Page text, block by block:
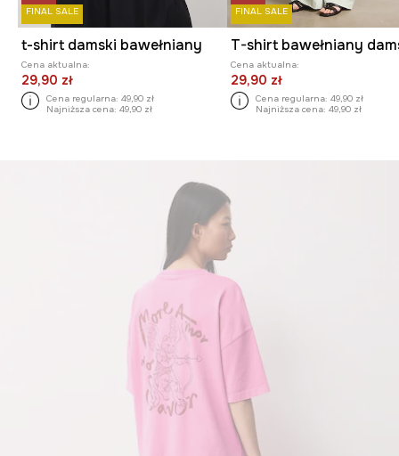
FINAL SALE
t-shirt damski bawełniany
Cena aktualna:
29,90 zł
Cena regularna: 49,90 zł
Najniższa cena: 49,90 zł
FINAL SALE
Cena aktualna:
29,90 zł
Cena regularna: 49,90 zł
Najniższa cena: 49,90 zł